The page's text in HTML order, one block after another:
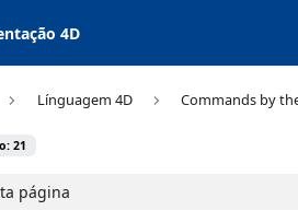
4D
Línguagem 4D Commands by
21
página